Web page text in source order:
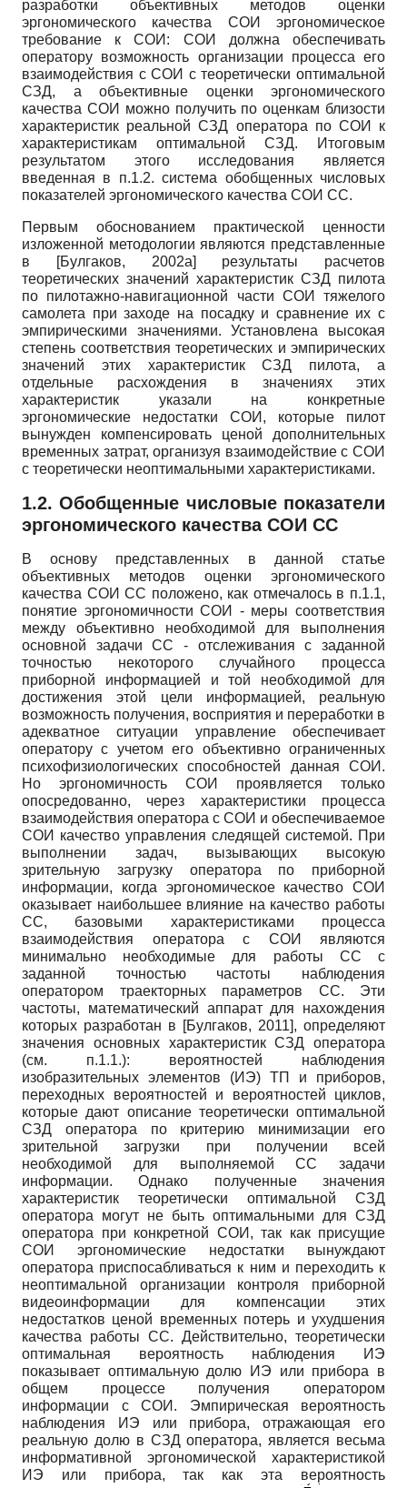
разработки объективных методов оценки
эргономического качества СОИ эргономическое
требование к СОИ: СОИ должна обеспечивать
оператору возможность организации процесса его
взаимодействия с СОИ с теоретически оптимальной
СЗД, а объективные оценки эргономического
качества СОИ можно получить по оценкам близости
характеристик реальной СЗД оператора по СОИ к
характеристикам оптимальной СЗД. Итоговым
результатом этого исследования является
введенная в п.1.2. система обобщенных числовых
показателей эргономического качества СОИ СС.
Первым обоснованием практической ценности
изложенной методологии являются представленные
в
[Булгаков, 2002а] результаты расчетов
теоретических значений характеристик СЗД пилота
по пилотажно-навигационной части СОИ тяжелого
самолета при заходе на посадку и сравнение их с
эмпирическими значениями. Установлена высокая
степень соответствия теоретических и эмпирических
значений этих характеристик СЗД пилота, а
отдельные расхождения в значениях этих
характеристик указали на конкретные
эргономические недостатки СОИ, которые пилот
вынужден компенсировать ценой дополнительных
временных затрат, организуя взаимодействие с СОИ
с теоретически неоптимальными характеристиками.
1.2. Обобщенные числовые показатели
эргономического качества СОИ СС
В основу представленных в данной статье
объективных методов оценки эргономического
качества СОИ СС положено, как отмечалось в п.1.1,
понятие эргономичности СОИ - меры соответствия
между объективно необходимой для выполнения
основной задачи СС - отслеживания с заданной
точностью некоторого случайного процесса
приборной информацией и той необходимой для
достижения этой цели информацией, реальную
возможность получения, восприятия и переработки в
адекватное ситуации управление обеспечивает
оператору с учетом его объективно ограниченных
психофизиологических способностей данная СОИ.
Но эргономичность СОИ проявляется только
опосредованно, через характеристики процесса
взаимодействия оператора с СОИ и обеспечиваемое
СОИ качество управления следящей системой. При
выполнении задач, вызывающих высокую
зрительную загрузку оператора по приборной
информации, когда эргономическое качество СОИ
оказывает наибольшее влияние на качество работы
СС, базовыми характеристиками процесса
взаимодействия оператора с СОИ являются
минимально необходимые для работы СС с
заданной точностью частоты наблюдения
оператором траекторных параметров СС. Эти
частоты, математический аппарат для нахождения
которых разработан в [Булгаков, 2011], определяют
значения основных характеристик СЗД оператора
(см. п.1.1.): вероятностей наблюдения
изобразительных элементов (ИЭ) ТП и приборов,
переходных вероятностей и вероятностей циклов,
которые дают описание теоретически оптимальной
СЗД оператора по критерию минимизации его
зрительной загрузки при получении всей
необходимой для выполняемой СС задачи
информации. Однако полученные значения
характеристик теоретически оптимальной СЗД
оператора могут не быть оптимальными для СЗД
оператора при конкретной СОИ, так как присущие
СОИ эргономические недостатки вынуждают
оператора приспосабливаться к ним и переходить к
неоптимальной организации контроля приборной
видеоинформации для компенсации этих
недостатков ценой временных потерь и ухудшения
качества работы СС. Действительно, теоретически
оптимальная вероятность наблюдения ИЭ
показывает оптимальную долю ИЭ или прибора в
общем процессе получения оператором
информации с СОИ. Эмпирическая вероятность
наблюдения ИЭ или прибора, отражающая его
реальную долю в СЗД оператора, является весьма
информативной эргономической характеристикой
ИЭ или прибора, так как эта вероятность